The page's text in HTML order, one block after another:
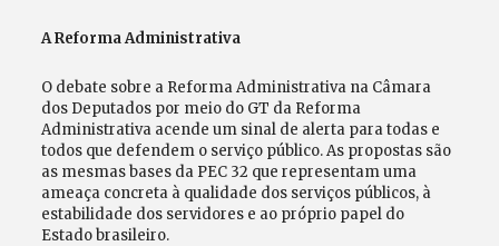
A Reforma Administrativa
O debate sobre a Reforma Administrativa na Câmara
dos Deputados por meio do GT da Reforma
Administrativa acende um sinal de alerta para todas e
todos que defendem o serviço público. As propostas são
as mesmas bases da PEC 32 que representam uma
ameaça concreta à qualidade dos serviços públicos, à
estabilidade dos servidores e ao próprio papel do
Estado brasileiro.